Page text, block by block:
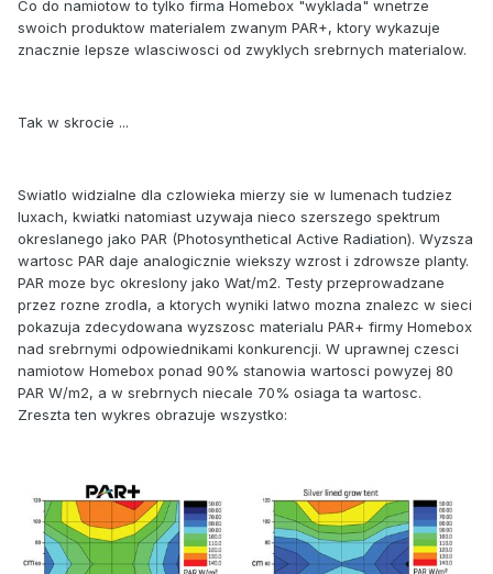
Co do namiotow to tylko firma Homebox "wyklada" wnetrze
swoich produktow materialem zwanym PAR+, ktory wykazuje
znacznie lepsze wlasciwosci od zwyklych srebrnych materialow.
Tak w skrocie ...
Swiatlo widzialne dla czlowieka mierzy sie w lumenach tudziez
luxach, kwiatki natomiast uzywaja nieco szerszego spektrum
okreslanego jako PAR (Photosynthetical Active Radiation). Wyzsza
wartosc PAR daje analogicznie wiekszy wzrost i zdrowsze planty.
PAR moze byc okreslony jako Wat/m2. Testy przeprowadzane
przez rozne zrodla, a ktorych wyniki latwo mozna znalezc w sieci
pokazuja zdecydowana wyzszosc materialu PAR+ firmy Homebox
nad srebrnymi odpowiednikami konkurencji. W uprawnej czesci
namiotow Homebox ponad 90% stanowia wartosci powyzej 80
PAR W/m2, a w srebrnych niecale 70% osiaga ta wartosc.
Zreszta ten wykres obrazuje wszystko: